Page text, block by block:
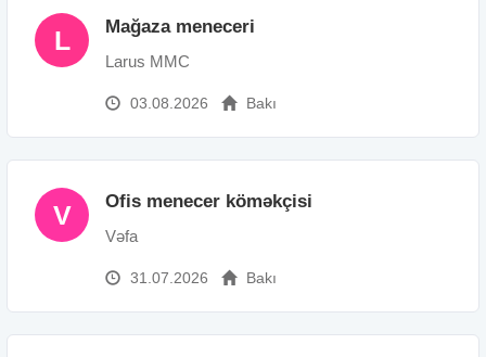
L Mağaza meneceri
Larus MMC
03.08.2026 Bakı
V Ofis menecer köməkçisi
Vəfa
31.07.2026 Bakı